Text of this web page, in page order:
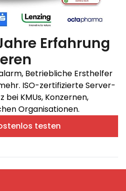
Erfahrung
Betriebliche Ersthelfer
ISO-zertifizierte Server-
bei KMUs, Konzernen,
Organisationen.
testen